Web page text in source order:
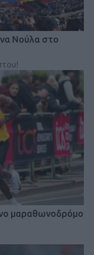
Νούλα στο
μαραθωνοδρόμο